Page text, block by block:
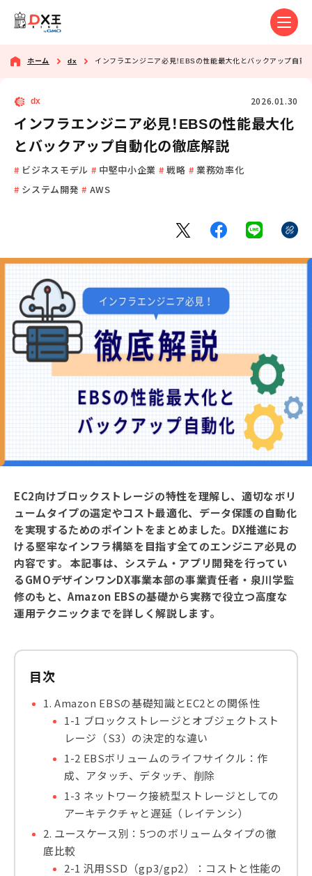
ホーム dx インフラエンジニア必見！EBSの性能最大化とバックアップ自動
dx 2026.01.30
インフラエンジニア必見！EBSの性能最大化
とバックアップ自動化の徹底解説
ビジネスモデル 中堅中小企業 戦略
業務効率化
システム開発
AWS
EC2向けブロックストレージの特性を理解し、適切なボリ
ュームタイプの選定やコスト最適化、データ保護の自動化
を実現するためのポイントをまとめました。DX推進にお
ける堅牢なインフラ構築を目指す全てのエンジニア必見の
内容です。 本記事は、システム・アプリ開発を行ってい
るGMOデザインワンDX事業本部の事業責任者・泉川学監
修のもと、Amazon EBSの基礎から実務で役立つ高度な
運用テクニックまでを詳しく解説します。
目次
1. Amazon EBSの基礎知識とEC2との関係性
1-1 ブロックストレージとオブジェクトスト
レージ（S3）の決定的な違い
1-2 EBSボリュームのライフサイクル：作
成、アタッチ、デタッチ、削除
1-3 ネットワーク接続型ストレージとしての
アーキテクチャと遅延（レイテンシ）
2. ユースケース別：5つのボリュームタイプの徹
底比較
2-1 汎用SSD（gp3/gp2）：コストと性能の